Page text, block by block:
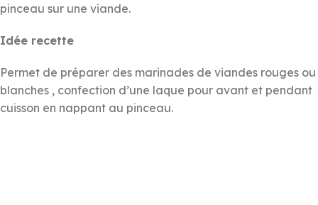
pinceau sur une viande.
Idée recette
Permet de préparer des marinades de viandes rouges ou
blanches , confection d’une laque pour avant et pendant
cuisson en nappant au pinceau.